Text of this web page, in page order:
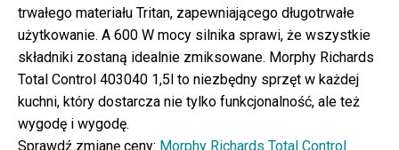
trwałego materiału Tritan, zapewniającego długotrwałe
użytkowanie. A 600 W mocy silnika sprawi, że wszystkie
składniki zostaną idealnie zmiksowane. Morphy Richards
Total Control 403040 1,5l to niezbędny sprzęt w każdej
kuchni, który dostarcza nie tylko funkcjonalność, ale też
wygodę i wygodę.
Sprawdź zmianę ceny: Morphy Richards Total Control